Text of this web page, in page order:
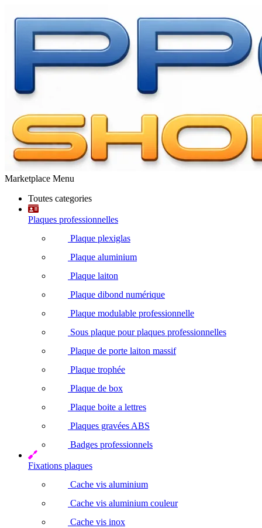
Marketplace Menu
Toutes categories
Plaques professionnelles
Plaque plexiglas
Plaque aluminium
Plaque laiton
Plaque dibond numérique
Plaque modulable professionnelle
Sous plaque pour plaques professionnelles
Plaque de porte laiton massif
Plaque trophée
Plaque de box
Plaque boite a lettres
Plaques gravées ABS
Badges professionnels
Fixations plaques
Cache vis aluminium
Cache vis aluminium couleur
Cache vis inox